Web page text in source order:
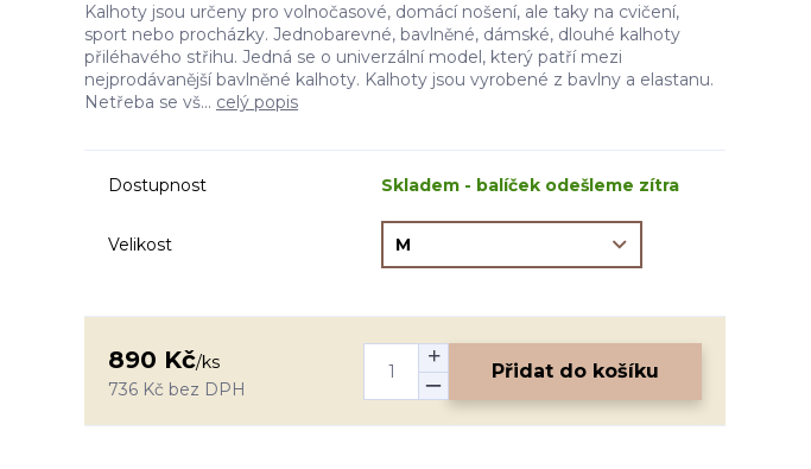
Kalhoty jsou určeny pro volnočasové, domácí nošení, ale taky na cvičení,
sport nebo procházky. Jednobarevné, bavlněné, dámské, dlouhé kalhoty
přiléhavého střihu. Jedná se o univerzální model, který patří mezi
nejprodávanější bavlněné kalhoty. Kalhoty jsou vyrobené z bavlny a elastanu.
Netřeba se vš... celý popis
Dostupnost Skladem - balíček odešleme zítra
Velikost
890 Kč/ks
736 Kč bez DPH
Přidat do košíku